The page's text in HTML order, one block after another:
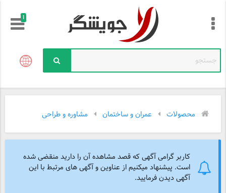
!
محصولات عمران و ساختمان مشاوره و طراحی
کاربر گرامی آگهی که قصد مشاهده آن را دارید منقضی شده
است. پیشنهاد میکنیم از عناوین و آگهی های مرتبط با این
آگهی دیدن فرمایید.